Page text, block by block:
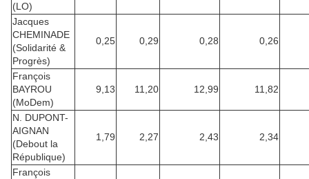
(LO)
Jacques
CHEMINADE
(Solidarité &
Progrès)
0,25 0,29 0,28 0,26
François
BAYROU
(MoDem)
9,13 11,20 12,99 11,82
N. DUPONT-
AIGNAN
(Debout la
République)
1,79 2,27 2,43 2,34
François